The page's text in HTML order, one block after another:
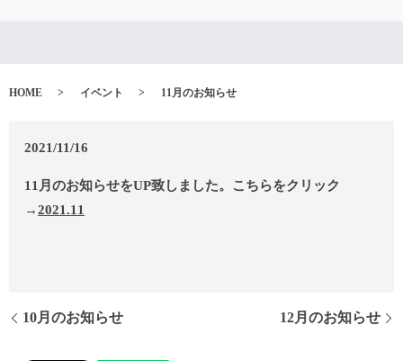
HOME イベント 11月のお知らせ
2021/11/16
11月のお知らせをUP致しました。こちらをクリック
→2021.11
10月のお知らせ 12月のお知らせ